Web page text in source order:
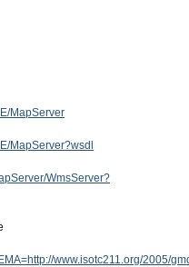
MapServer
MapServer?wsdl
WmsServer?
www.isotc211.org/2005/